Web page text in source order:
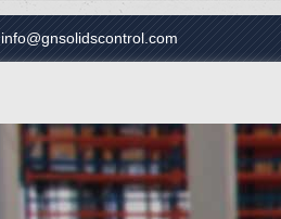
info@gnsolidscontrol.com